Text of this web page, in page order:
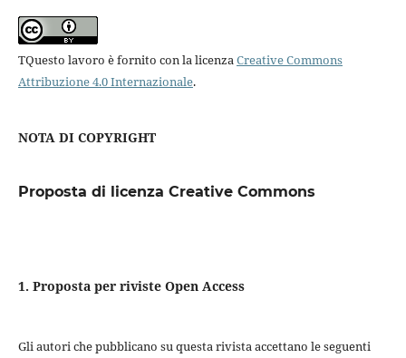
TQuesto lavoro è fornito con la licenzaCreative Commons
Attribuzione 4.0 Internazionale.
NOTA DI COPYRIGHT
Proposta di licenza Creative Commons
1. Proposta per riviste Open Access
Gli autori che pubblicano su questa rivista accettano le seguenti